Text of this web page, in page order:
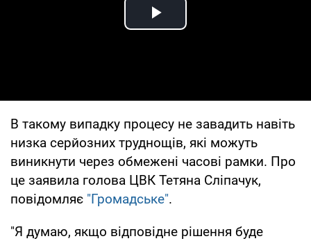
Play Video
В такому випадку процесу не завадить навіть
низка серйозних труднощів, які можуть
виникнути через обмежені часові рамки. Про
це заявила голова ЦВК Тетяна Сліпачук,
повідомляє "Громадське".
"Я думаю, якщо відповідне рішення буде